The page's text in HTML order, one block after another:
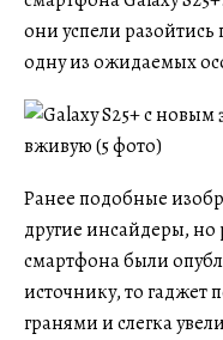
они успели
одну из ожидаемых
Ранее подобные
другие инсайдеры,
смартфона были
источнику, то гаджет
гранями и слегка